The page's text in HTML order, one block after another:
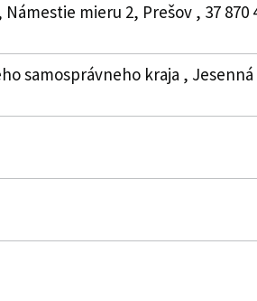
mieru 2, Prešov , 37
samosprávneho kraja , Jesenná